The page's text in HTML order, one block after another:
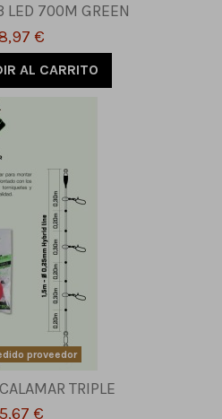
LED 700M GREEN
€
AL CARRITO
proveedor
TRIPLE
5,67 €